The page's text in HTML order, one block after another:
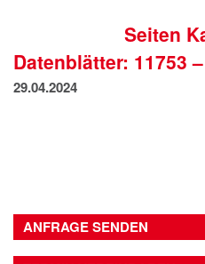
DATENSCHUTZSeiten
Datenblätter: 11753
29.04.2024
ANFRAGE SENDEN